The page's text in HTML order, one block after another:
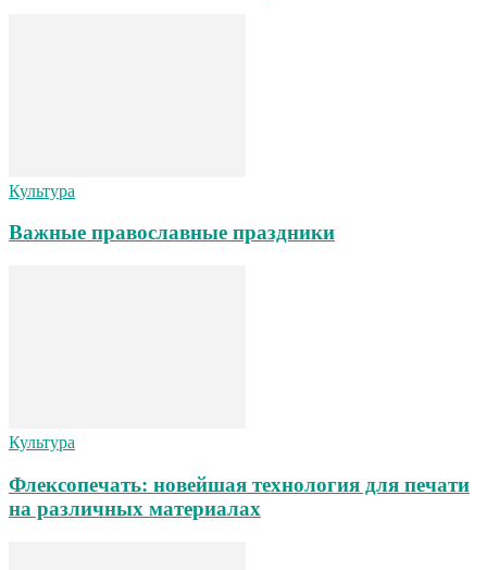
Культура
Важные православные праздники
Культура
Флексопечать: новейшая технология для печати
на различных материалах